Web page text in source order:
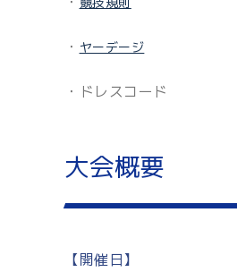
・ ヤーデージ
・ドレスコード
大会概要
【開催日】